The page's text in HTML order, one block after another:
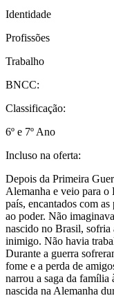
Identidade
Profissões
Trabalho
BNCC:
Classificação:
6º e 7º Ano
Incluso na oferta:
Depois da Primeira
Alemanha e veio para o
país, encantados com
ao poder. Não
nascido no Brasil, sofria
inimigo. Não havia
Durante a guerra
fome e a perda de
narrou a saga da
nascida na Alemanha